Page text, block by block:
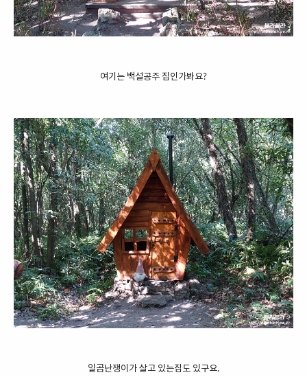
여기는 백설공주 집인가봐요?
일곱난쟁이가 살고 있는집도 있구요.